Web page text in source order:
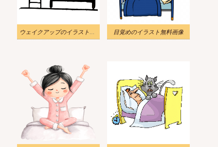
ウェイクアップのイラスト無料写真 目覚めのイラスト無料画像